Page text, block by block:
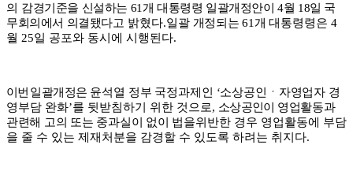
의 감경기준을 신설하는 61 개 대통령령 일괄개정안이4월 18일 국
무회의에서 의결됐다고 밝혔다.일괄 개정되는61 개 대통령령은 4
월 25일 공포와 동시에 시행된다.
이번 일괄개정은 윤석열 정부 국정과제인 ‘소상공인 ㆍ 자영업자 경
영부담 완화’를 뒷받침하기 위한 것으로, 소상공인이 영업활동과
관련해 고의 또는 중과실이 없이 법을위반한 경우 영업활동에 부담
을 줄 수 있는 제재처분을 감경할 수 있도록 하려는 취지다.